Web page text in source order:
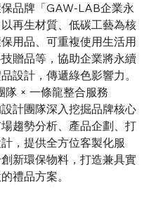
品牌「GAW-LAB企業永
再生材質、低碳工藝為核
用品、可重複使用生活用
贈品等，協助企業將永續
設計，傳遞綠色影響力。
隊 × 一條龍整合服務
計團隊深入挖掘品牌核心
趨勢分析、產品企劃、打
，提供全方位客製化服
新環保物料，打造兼具實
禮品方案。